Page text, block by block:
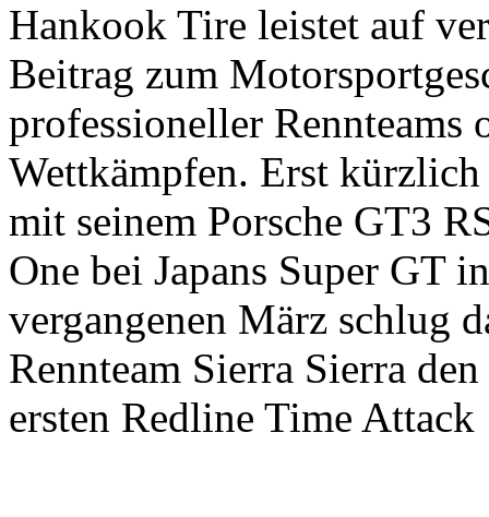
Hankook Tire leistet auf
Beitrag zum
professioneller
Wettkämpfen. Erst
mit seinem Porsche GT3
One bei Japans Super GT
vergangenen März schlug
Rennteam Sierra Sierra
ersten Redline Time Attack